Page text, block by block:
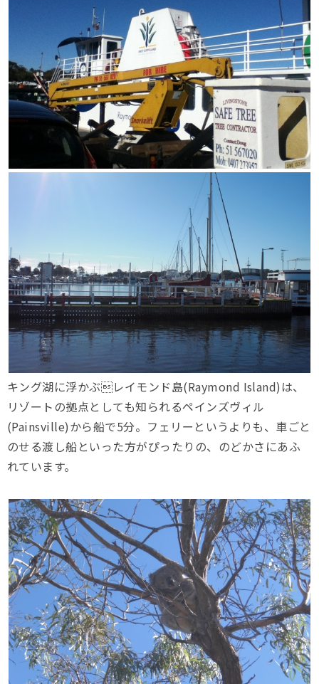
キング湖に浮かぶレイモンド島(Raymond Island)は、
リゾートの拠点としても知られるペインズヴィル
(Painsville)から船で5分。フェリーというよりも、車ごと
のせる渡し船といった方がぴったりの、のどかさにあふ
れています。